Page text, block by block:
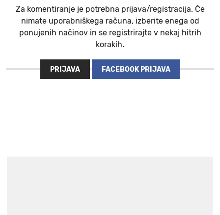
Za komentiranje je potrebna prijava/registracija. Če
nimate uporabniškega računa, izberite enega od
ponujenih načinov in se registrirajte v nekaj hitrih
korakih.
PRIJAVA FACEBOOK PRIJAVA